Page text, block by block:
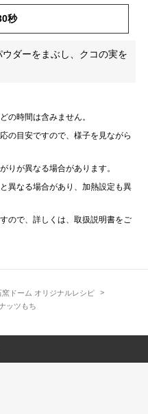
窯ドーム オリジナルレシピ
ッツもち
秒
ダーをまぶし、クコの実を
の時間は含みません。
の目安ですので、様子を見ながら
りが異なる場合があります。
異なる場合があり、加熱設定も異
ので、詳しくは、取扱説明書をご